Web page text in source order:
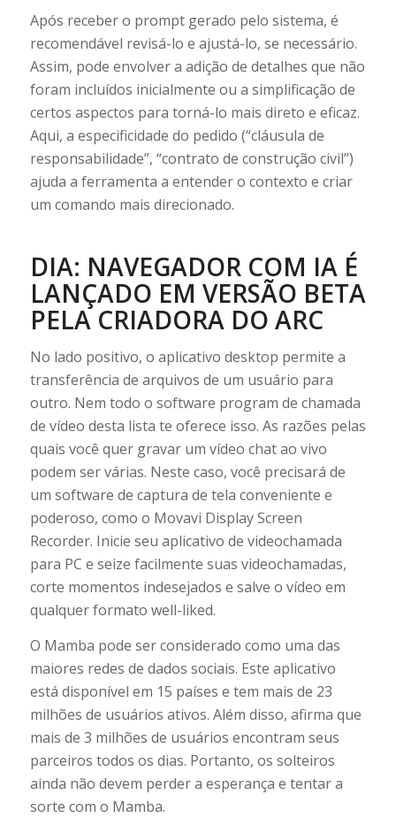
Após receber o prompt gerado pelo sistema, é
recomendável revisá-lo e ajustá-lo, se necessário.
Assim, pode envolver a adição de detalhes que não
foram incluídos inicialmente ou a simplificação de
certos aspectos para torná-lo mais direto e eficaz.
Aqui, a especificidade do pedido (“cláusula de
responsabilidade”, “contrato de construção civil”)
ajuda a ferramenta a entender o contexto e criar
um comando mais direcionado.
DIA: NAVEGADOR COM IA É
LANÇADO EM VERSÃO BETA
PELA CRIADORA DO ARC
No lado positivo, o aplicativo desktop permite a
transferência de arquivos de um usuário para
outro. Nem todo o software program de chamada
de vídeo desta lista te oferece isso. As razões pelas
quais você quer gravar um vídeo chat ao vivo
podem ser várias. Neste caso, você precisará de
um software de captura de tela conveniente e
poderoso, como o Movavi Display Screen
Recorder. Inicie seu aplicativo de videochamada
para PC e seize facilmente suas videochamadas,
corte momentos indesejados e salve o vídeo em
qualquer formato well-liked.
O Mamba pode ser considerado como uma das
maiores redes de dados sociais. Este aplicativo
está disponível em 15 países e tem mais de 23
milhões de usuários ativos. Além disso, afirma que
mais de 3 milhões de usuários encontram seus
parceiros todos os dias. Portanto, os solteiros
ainda não devem perder a esperança e tentar a
sorte com o Mamba.